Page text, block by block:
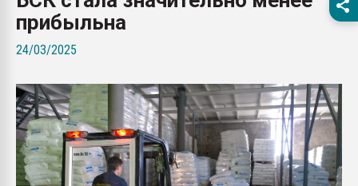
бутылок
ПЕРЕЙТИ НА
прибыльна
24/03/2025